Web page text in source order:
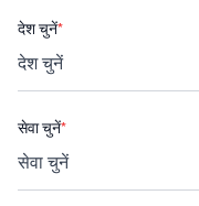
देश चुनें*
सेवा चुनें*